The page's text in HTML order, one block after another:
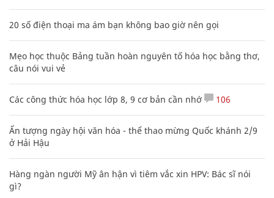
20 số điện thoại ma ám bạn không bao giờ nên gọi
Mẹo học thuộc Bảng tuần hoàn nguyên tố hóa học bằng thơ,
câu nói vui vẻ
Các công thức hóa học lớp 8, 9 cơ bản cần nhớ 106
Ấn tượng ngày hội văn hóa - thể thao mừng Quốc khánh 2/9
ở Hải Hậu
Hàng ngàn người Mỹ ân hận vì tiêm vắc xin HPV: Bác sĩ nói
gì?